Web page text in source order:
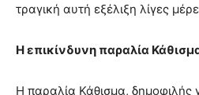
τραγική αυτή εξέλιξη λίγες
Η επικίνδυνη παραλία
Η παραλία Κάθισμα, δημοφιλής